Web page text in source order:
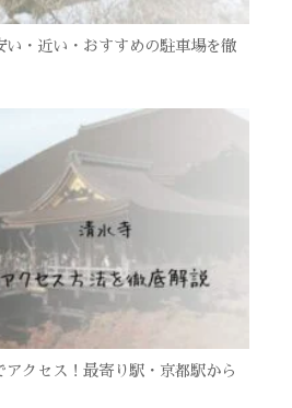
い・近い・おすすめの駐車場を徹
アクセス！最寄り駅・京都駅から